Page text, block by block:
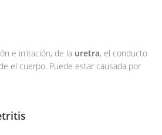
e irritación, de la uretra, el conducto
el cuerpo. Puede estar causada por